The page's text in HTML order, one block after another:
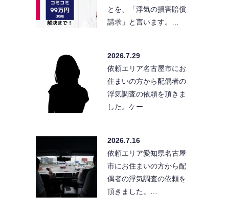
とを、「浮気の損害賠償
請求」と言います。…
2026.7.29
依頼エリア名古屋市にお
住まいの方から配偶者の
浮気調査の依頼を頂きま
した。ケー…
2026.7.16
依頼エリア愛知県名古屋
市にお住まいの方から配
偶者の浮気調査の依頼を
頂きました。…